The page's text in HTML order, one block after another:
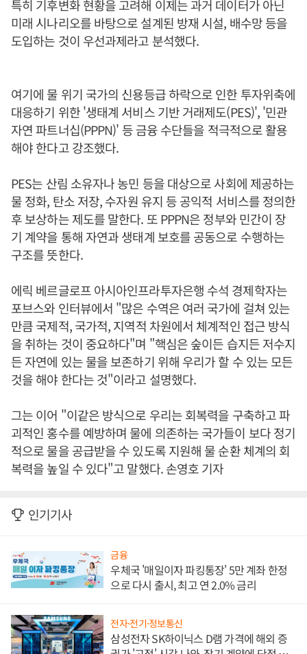
특히 기후변화 현황을 고려해 이제는 과거 데이터가 아닌
미래 시나리오를 바탕으로 설계된 방재 시설, 배수망 등을
도입하는 것이 우선과제라고 분석했다.
여기에 물 위기 국가의 신용등급 하락으로 인한 투자위축에
대응하기 위한 '생태계 서비스 기반 거래제도(PES)', '민관
자연 파트너십(PPPN)' 등 금융 수단들을 적극적으로 활용
해야 한다고 강조했다.
PES는 산림 소유자나 농민 등을 대상으로 사회에 제공하는
물 정화, 탄소 저장, 수자원 유지 등 공익적 서비스를 정의한
후 보상하는 제도를 말한다. 또 PPPN은 정부와 민간이 장
기 계약을 통해 자연과 생태계 보호를 공동으로 수행하는
구조를 뜻한다.
에릭 베르글로프 아시아인프라투자은행 수석 경제학자는
포브스와 인터뷰에서 "많은 수역은 여러 국가에 걸쳐 있는
만큼 국제적, 국가적, 지역적 차원에서 체계적인 접근 방식
을 취하는 것이 중요하다"며 "핵심은 숲이든 습지든 저수지
든 자연에 있는 물을 보존하기 위해 우리가 할 수 있는 모든
것을 해야 한다는 것"이라고 설명했다.
그는 이어 "이같은 방식으로 우리는 회복력을 구축하고 파
괴적인 홍수를 예방하며 물에 의존하는 국가들이 보다 정기
적으로 물을 공급받을 수 있도록 지원해 물 순환 체계의 회
복력을 높일 수 있다"고 말했다. 손영호 기자
인기기사
금융
우체국 '매일이자 파킹통장' 5만 계좌 한정
으로 다시 출시, 최고 연 2.0% 금리
전자·전기·정보통신
삼성전자 SK하이닉스 D램 가격에 해외 증